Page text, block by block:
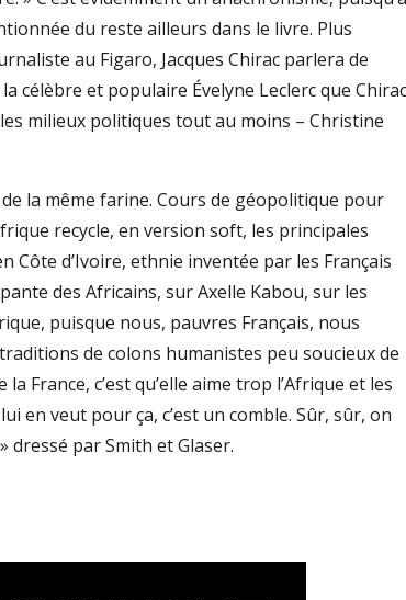
du reste ailleurs dans le livre. Plus
au Figaro, Jacques Chirac parlera de
célèbre et populaire Évelyne Leclerc que Chirac
milieux politiques tout au moins – Christine
la même farine. Cours de géopolitique pour
recycle, en version soft, les principales
Côte d’Ivoire, ethnie inventée par les Français
des Africains, sur Axelle Kabou, sur les
puisque nous, pauvres Français, nous
de colons humanistes peu soucieux de
France, c’est qu’elle aime trop l’Afrique et les
en veut pour ça, c’est un comble. Sûr, sûr, on
dressé par Smith et Glaser.